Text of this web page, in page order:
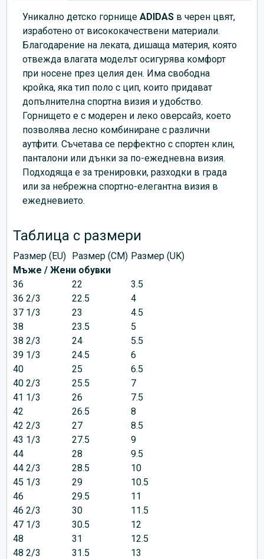
Уникално детско горнище ADIDAS в черен цвят,
изработено от висококачествени материали.
Благодарение на леката, дишаща материя, която
отвежда влагата моделът осигурява комфорт
при носене през целия ден. Има свободна
кройка, яка тип поло с цип, които придават
допълнителна спортна визия и удобство.
Горнището е с модерен и леко оверсайз, което
позволява лесно комбиниране с различни
аутфити. Съчетава се перфектно с спортен клин,
панталони или дънки за по-ежедневна визия.
Подходяща е за тренировки, разходки в града
или за небрежна спортно-елегантна визия в
ежедневието.
Таблица с размери
Размер (EU) Размер (CM) Размер (UK)
Мъже / Жени обувки
36
22
3.5
36 2/3
22.5
4
37 1/3
23
4.5
38
23.5
5
38 2/3
24
5.5
39 1/3
24.5
6
40
25
6.5
40 2/3
25.5
7
41 1/3
26
7.5
42
26.5
8
42 2/3
27
8.5
43 1/3
27.5
9
44
28
9.5
44 2/3
28.5
10
45 1/3
29
10.5
46
29.5
11
46 2/3
30
11.5
47 1/3
30.5
12
48
31
12.5
48 2/3
31.5
13